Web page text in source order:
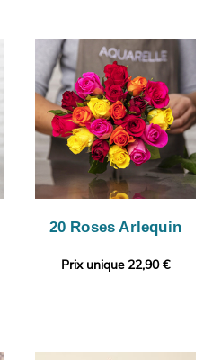
20 Roses Arlequin
Prix unique 22,90 €